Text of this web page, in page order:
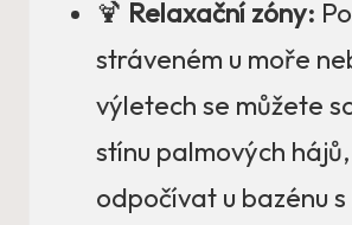
🍹 Relaxační zóny:
stráveném u moře
výletech se můžete
stínu palmových hájů,
odpočívat u bazénu